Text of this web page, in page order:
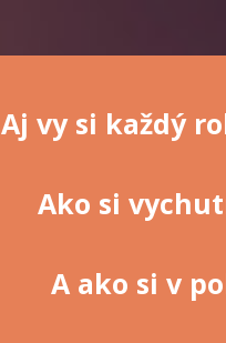
Aj vy si každý
Ako si
A ako si v